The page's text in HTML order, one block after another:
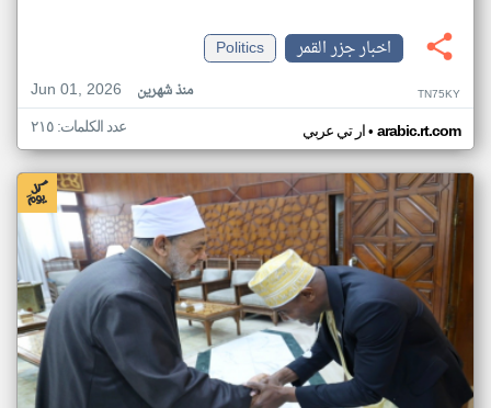
اخبار جزر القمر
Politics
Jun 01, 2026
منذ شهرين TN75KY
ار تي عربي• arabic.rt.com عدد الكلمات: ٢١٥